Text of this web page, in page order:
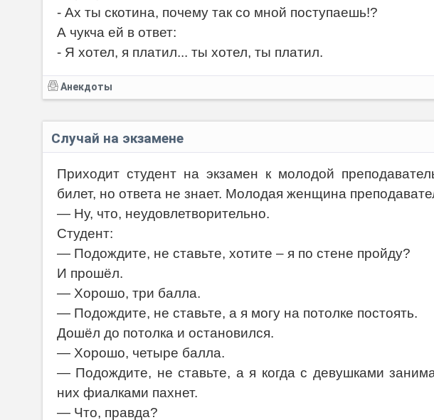
- Ах ты скотина, почему так со мной поступаешь!?
А чукча ей в ответ:
- Я хотел, я платил... ты хотел, ты платил.
Анекдоты
Случай на экзамене
Приходит студент на экзамен к молодой
билет, но ответа не знает. Молодая женщина
— Ну, что, неудовлетворительно.
Студент:
— Подождите, не ставьте, хотите – я по стене пройду?
И прошёл.
— Хорошо, три балла.
— Подождите, не ставьте, а я могу на потолке постоять.
Дошёл до потолка и остановился.
— Хорошо, четыре балла.
— Подождите, не ставьте, а я когда с девушками
них фиалками пахнет.
— Что, правда?